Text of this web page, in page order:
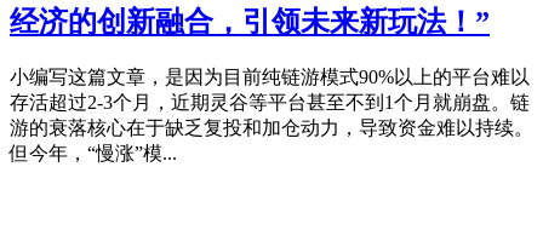
经济的创新融合，引领未来新玩法！”
小编写这篇文章，是因为目前纯链游模式90%以上的平台难以
存活超过2-3个月，近期灵谷等平台甚至不到1个月就崩盘。链
游的衰落核心在于缺乏复投和加仓动力，导致资金难以持续。
但今年，“慢涨”模...